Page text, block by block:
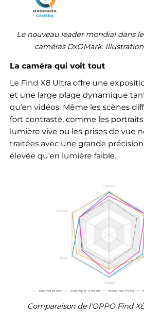
Le nouveau leader mondial dans
caméras DxOMark.
La caméra qui voit tout
Le Find X8 Ultra offre une
et une large plage dynamique
qu’en vidéos. Même les scènes
fort contraste, comme les
lumière vive ou les prises de vue
traitées avec une grande
élevée qu’en lumière faible.
Comparaison de l'OPPO Find